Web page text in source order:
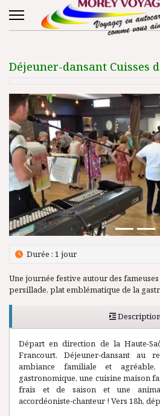
Déjeuner-dansant Cuisses
Précédent
Durée : 1 jour
Une journée festive autour des
persillade, plat emblématique de la
Départ en direction de la Haute-
Francourt. Déjeuner-dansant au
ambiance familiale et
gastronomique, une cuisine maison
frais et de saison et une
accordéoniste-chanteur ! Vers 18h,